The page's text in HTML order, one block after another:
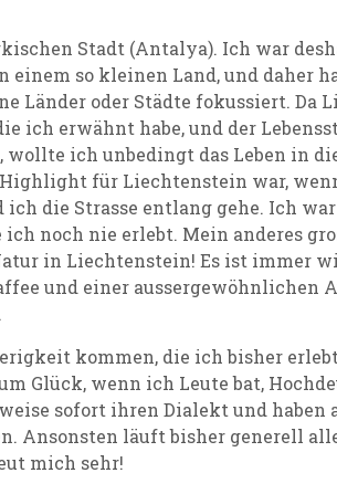
Stadt (Antalya). Ich war
einem so kleinen Land, und daher
Länder oder Städte fokussiert. Da
ich erwähnt habe, und der
wollte ich unbedingt das Leben in
Highlight für Liechtenstein war,
die Strasse entlang gehe. Ich
ich noch nie erlebt. Mein anderes
in Liechtenstein! Es ist immer
und einer aussergewöhnlichen
kommen, die ich bisher
Glück, wenn ich Leute bat,
sofort ihren Dialekt und haben
Ansonsten läuft bisher generell
mich sehr!